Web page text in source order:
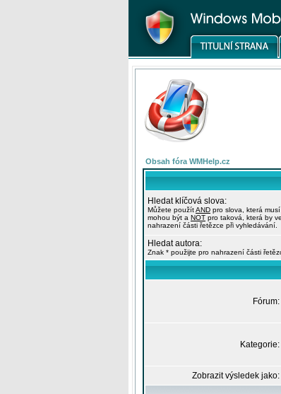
Obsah fóra WMHelp.cz
Hledat klíčová slova:
Můžete použítAND pro slova, která
mohou být a NOT pro taková, která by
nahrazení části řetězce při vyhledávání.
Hledat autora:
Znak * použijte pro nahrazení části
Fórum:
Kategorie:
Zobrazit výsledek jako: